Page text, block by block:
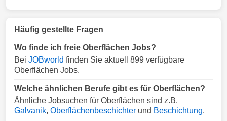
Häufig gestellte Fragen
Wo finde ich freie Oberflächen Jobs?
Bei JOBworld finden Sie aktuell 899 verfügbare
Oberflächen Jobs.
Welche ähnlichen Berufe gibt es für Oberflächen?
Ähnliche Jobsuchen für Oberflächen sind z.B.
Galvanik, Oberflächenbeschichter und Beschichtung.